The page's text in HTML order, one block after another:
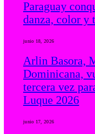
Paraguay
danza, color y
junio 18, 2026
Arlin Basora,
Dominicana,
tercera vez
Luque 2026
junio 17, 2026